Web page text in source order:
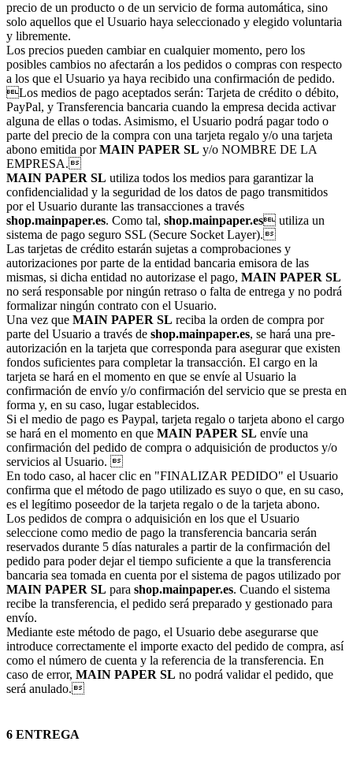
precio de un producto o de un servicio de forma automática, sino
solo aquellos que el Usuario haya seleccionado y elegido voluntaria
y libremente.
Los precios pueden cambiar en cualquier momento, pero los
posibles cambios no afectarán a los pedidos o compras con respecto
a los que el Usuario ya haya recibido una confirmación de pedido.
Los medios de pago aceptados serán: Tarjeta de crédito o débito,
PayPal, y Transferencia bancaria cuando la empresa decida activar
alguna de ellas o todas. Asimismo, el Usuario podrá pagar todo o
parte del precio de la compra con una tarjeta regalo y/o una tarjeta
abono emitida porMAIN PAPER SL y/o NOMBRE DE LA
EMPRESA.
MAIN PAPER SL utiliza todos los medios para garantizar la
confidencialidad y la seguridad de los datos de pago transmitidos
por el Usuario durante las transacciones a través
shop.mainpaper.es. Como tal, shop.mainpaper.es utiliza un
sistema de pago seguro SSL (Secure Socket Layer).
Las tarjetas de crédito estarán sujetas a comprobaciones y
autorizaciones por parte de la entidad bancaria emisora de las
mismas, si dicha entidad no autorizase el pago, MAIN PAPER SL
no será responsable por ningún retraso o falta de entrega y no podrá
formalizar ningún contrato con el Usuario.
Una vez que MAIN PAPER SL reciba la orden de compra por
parte del Usuario a través de shop.mainpaper.es, se hará una pre-
autorización en la tarjeta que corresponda para asegurar que existen
fondos suficientes para completar la transacción. El cargo en la
tarjeta se hará en el momento en que se envíe al Usuario la
confirmación de envío y/o confirmación del servicio que se presta en
forma y, en su caso, lugar establecidos.
Si el medio de pago es Paypal, tarjeta regalo o tarjeta abono el cargo
se hará en el momento en que MAIN PAPER SL envíe una
confirmación del pedido de compra o adquisición de productos y/o
servicios al Usuario. 
En todo caso, al hacer clic en "FINALIZAR PEDIDO" el Usuario
confirma que el método de pago utilizado es suyo o que, en su caso,
es el legítimo poseedor de la tarjeta regalo o de la tarjeta abono.
Los pedidos de compra o adquisición en los que el Usuario
seleccione como medio de pago la transferencia bancaria serán
reservados durante 5 días naturales a partir de la confirmación del
pedido para poder dejar el tiempo suficiente a que la transferencia
bancaria sea tomada en cuenta por el sistema de pagos utilizado por
MAIN PAPER SL para shop.mainpaper.es. Cuando el sistema
recibe la transferencia, el pedido será preparado y gestionado para
envío.
Mediante este método de pago, el Usuario debe asegurarse que
introduce correctamente el importe exacto del pedido de compra, así
como el número de cuenta y la referencia de la transferencia. En
caso de error, MAIN PAPER SL no podrá validar el pedido, que
será anulado.
6 ENTREGA